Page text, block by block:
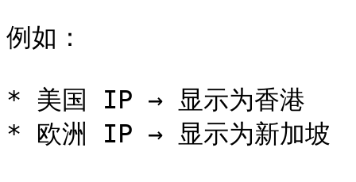
例如：
* 美国 IP → 显示为香港
* 欧洲 IP → 显示为新加坡